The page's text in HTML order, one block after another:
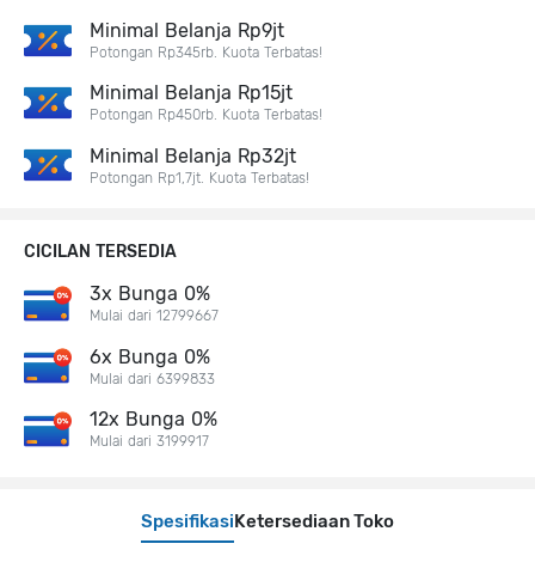
SpesifikasiKetersediaan Toko
Minimal Belanja Rp9jt
Potongan Rp345rb. Kuota Terbatas!
Minimal Belanja Rp15jt
Potongan Rp450rb. Kuota Terbatas!
Minimal Belanja Rp32jt
Potongan Rp1,7jt. Kuota Terbatas!
CICILAN TERSEDIA
3x Bunga 0%
Mulai dari 12799667
6x Bunga 0%
Mulai dari 6399833
12x Bunga 0%
Mulai dari 3199917